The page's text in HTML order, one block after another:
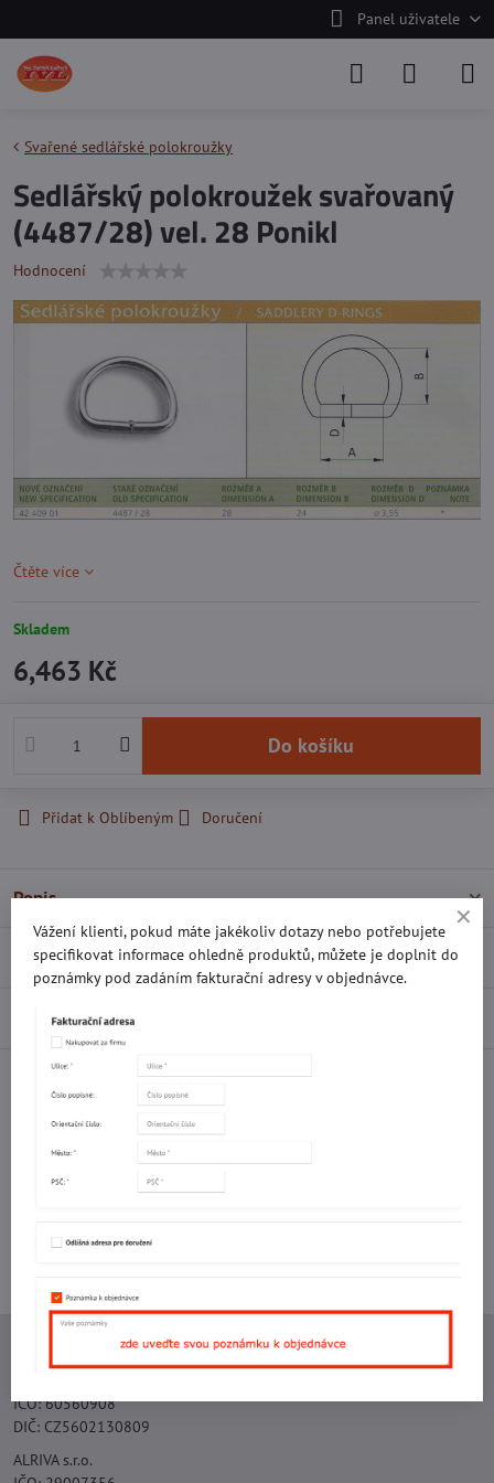
Panel uživatele
Svařené sedlářské polokroužky
Sedlářský polokroužek svařovaný
(4487/28) vel. 28 Ponikl
Hodnocení
Čtěte více
Skladem
6,463 Kč
Do košíku
Přidat k Oblíbeným Doručení
Popis
Recenze 0
Diskuse 0
Facebook TwitterBluesky
Potřebujete poradit s objednávkou?
Kontaktujte nás:
+420 577 523 563
Ing. Vojtěch Lečbych - IVL
IČO: 60560908
DIČ: CZ5602130809
ALRIVA s.r.o.
Vážení klienti, pokud máte jakékoliv dotazy nebo potřebujete
specifikovat informace ohledně produktů, můžete je doplnit do
poznámky pod zadáním fakturační adresy v objednávce.